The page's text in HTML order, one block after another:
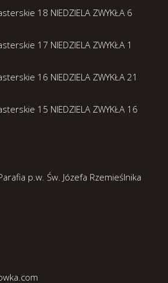
18 NIEDZIELA ZWYKŁA 6
17 NIEDZIELA ZWYKŁA 1
16 NIEDZIELA ZWYKŁA 21
15 NIEDZIELA ZWYKŁA 16
p.w. Św. Józefa Rzemieślnika